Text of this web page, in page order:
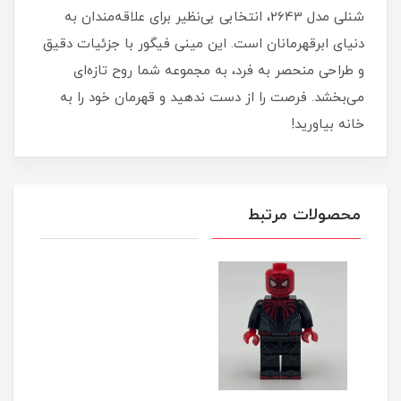
شنلی مدل 2643، انتخابی بی‌نظیر برای علاقه‌مندان به
دنیای ابرقهرمانان است. این مینی فیگور با جزئیات دقیق
و طراحی منحصر به فرد، به مجموعه شما روح تازه‌ای
می‌بخشد. فرصت را از دست ندهید و قهرمان خود را به
خانه بیاورید!
محصولات مرتبط